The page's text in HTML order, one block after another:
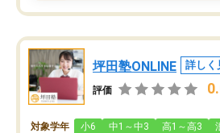
坪田塾ONLINE 詳しく
評価
対象学年 小6 中1～中3 高1～高3